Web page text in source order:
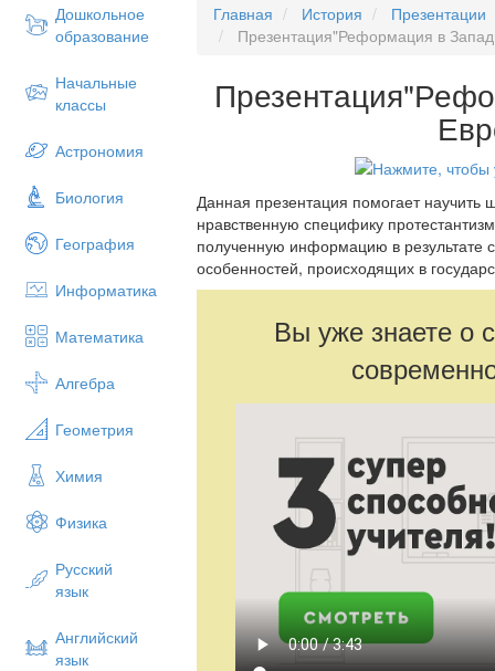
Дошкольное
образование
Начальные
классы
Астрономия
Биология
География
Информатика
Математика
Алгебра
Геометрия
Химия
Физика
Русский
язык
Английский
язык
Главная История
Презентации
Презентация"Реформация в
Данная презентация помогает научить
нравственную специфику
полученную информацию в результате
особенностей, происходящих в
Вы уже знаете о